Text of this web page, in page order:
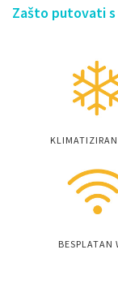
Zašto putovati s
BESPLATAN